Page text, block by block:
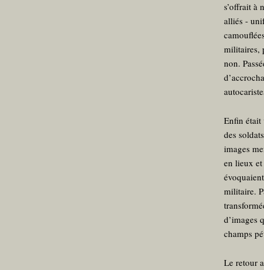
s’offrait à
alliés -
militaires,
non.
Enfin était
des
images
en lieux
militaire.
d’images
champs
Le retour